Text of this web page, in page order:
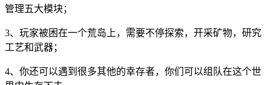
管理五大模块；
3、玩家被困在一个荒岛上，需要不停探索，开采矿物，研究
工艺和武器；
4、你还可以遇到很多其他的幸存者，你们可以组队在这个世